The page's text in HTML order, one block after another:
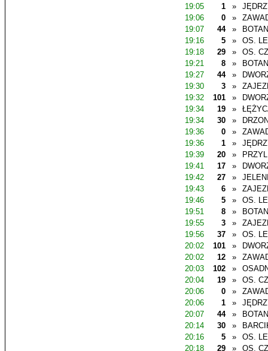
19:05
1 »
19:06
0 »
19:07
44 »
19:16
5 »
OS.
19:18
29 »
OS.
19:21
8 »
19:27
44 »
19:30
3 »
19:32
101 »
19:34
19 »
19:34
30 »
19:36
0 »
19:36
1 »
19:39
20 »
19:41
17 »
19:42
27 »
19:43
6 »
19:46
5 »
OS.
19:51
8 »
19:55
3 »
19:56
37 »
OS.
20:02
101 »
20:02
12 »
20:03
102 »
20:04
19 »
OS.
20:06
0 »
20:06
1 »
20:07
44 »
20:14
30 »
20:16
5 »
OS.
20:18
29 »
OS.